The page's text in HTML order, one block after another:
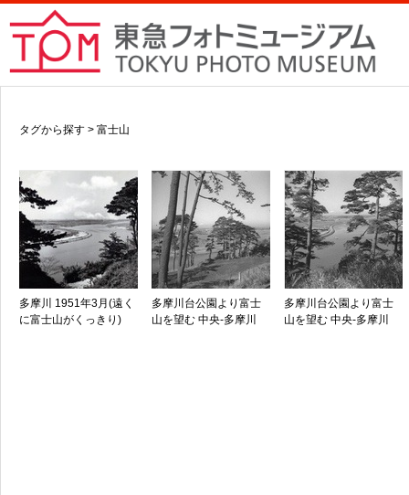
タグから探す > 富士山
多摩川 1951年3月(遠く
に富士山がくっきり)
多摩川台公園より富士
山を望む 中央-多摩川
多摩川台公園より富士
山を望む 中央-多摩川